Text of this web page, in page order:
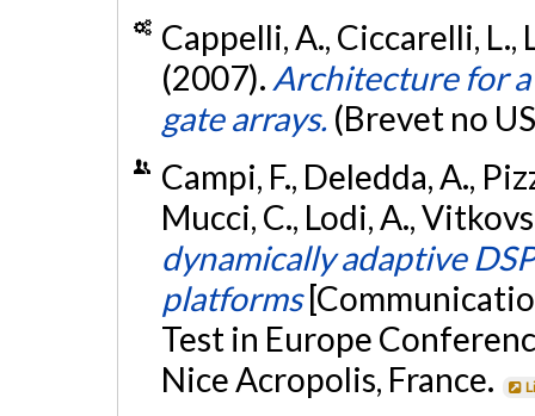
Cappelli, A., Ciccarelli, L.,
(2007). Architecture for
gate arrays. (Brevet no
Campi, F., Deledda, A.,
Mucci, C., Lodi, A.,
dynamically adaptive
platforms
Test in Europe
Nice Acropolis, France.